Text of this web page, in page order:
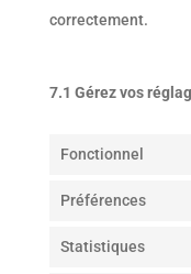
correctement.
7.1 Gérez vos
Fonctionnel
Préférences
Statistiques